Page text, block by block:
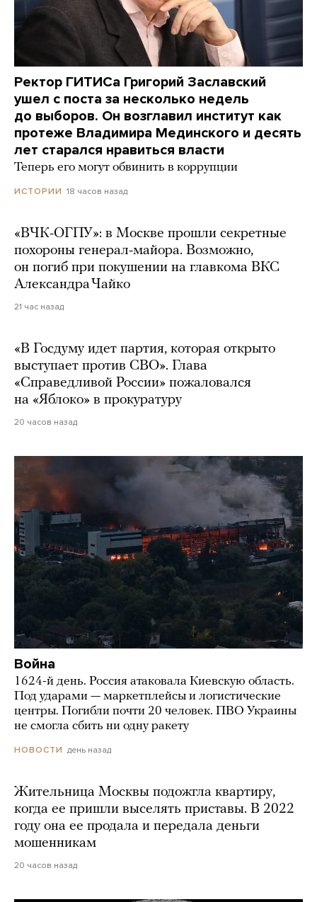
Ректор ГИТИСа Григорий Заславский
ушел с поста за несколько недель
до выборов. Он возглавил институт как
протеже Владимира Мединского и десять
лет старался нравиться власти
Теперь его могут обвинить в коррупции
ИСТОРИИ 18 часов назад
«ВЧК-ОГПУ»: в Москве прошли секретные
похороны генерал-майора. Возможно,
он погиб при покушении на главкома ВКС
Александра Чайко
21 час назад
«В Госдуму идет партия, которая открыто
выступает против СВО». Глава
«Справедливой России» пожаловался
на «Яблоко» в прокуратуру
20 часов назад
Война
1624-й день. Россия атаковала Киевскую область.
Под ударами — маркетплейсы и логистические
центры. Погибли почти 20 человек. ПВО Украины
не смогла сбить ни одну ракету
НОВОСТИ день назад
Жительница Москвы подожгла квартиру,
когда ее пришли выселять приставы. В 2022
году она ее продала и передала деньги
мошенникам
20 часов назад